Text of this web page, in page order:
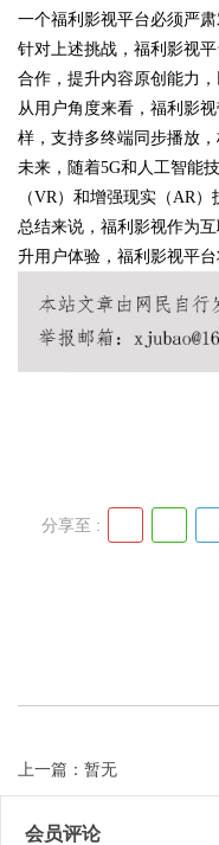
!
Bo
一个福利影视平台必须严
针对上述挑战，福利影视
合作，提升内容原创能力
从用户角度来看，福利影
样，支持多终端同步播放
未来，随着5G和人工智能
（VR）和增强现实（AR
总结来说，福利影视作为
升用户体验，福利影视平
分享至 :
上一篇：暂无
会员评论